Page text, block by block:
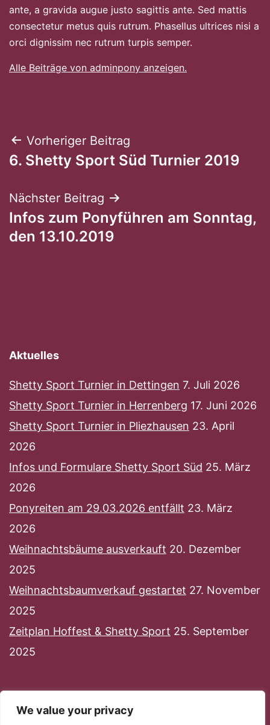
We value your privacy
ante, a gravida augue justo sagittis ante. Sed mattis
consectetur metus quis rutrum. Phasellus ultrices nisi a
orci dignissim nec rutrum turpis semper.
Alle Beiträge von adminpony anzeigen.
Beitragsnavigation
Vorheriger Beitrag
6. Shetty Sport Süd Turnier 2019
Nächster Beitrag
Infos zum Ponyführen am Sonntag,
den 13.10.2019
Aktuelles
Shetty Sport Turnier in Dettingen 7. Juli 2026
Shetty Sport Turnier in Herrenberg 17. Juni 2026
Shetty Sport Turnier in Pliezhausen 23. April
2026
Infos und Formulare Shetty Sport Süd 25. März
2026
Ponyreiten am 29.03.2026 entfällt 23. März
2026
Weihnachtsbäume ausverkauft 20. Dezember
2025
Weihnachtsbaumverkauf gestartet 27. November
2025
Zeitplan Hoffest & Shetty Sport 25. September
2025